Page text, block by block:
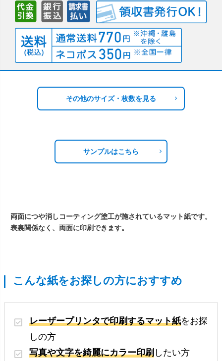
その他のサイズ・枚数を見る
サンプルはこちら
両面につや消しコーティング塗工が施されているマット紙です。
表裏関係なく、両面に印刷できます。
こんな紙をお探しの方におすすめ
レーザープリンタで印刷するマット紙をお探
しの方
写真や文字を綺麗にカラー印刷 したい方